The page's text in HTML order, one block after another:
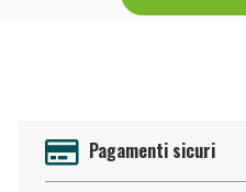
Pagamenti sicuri